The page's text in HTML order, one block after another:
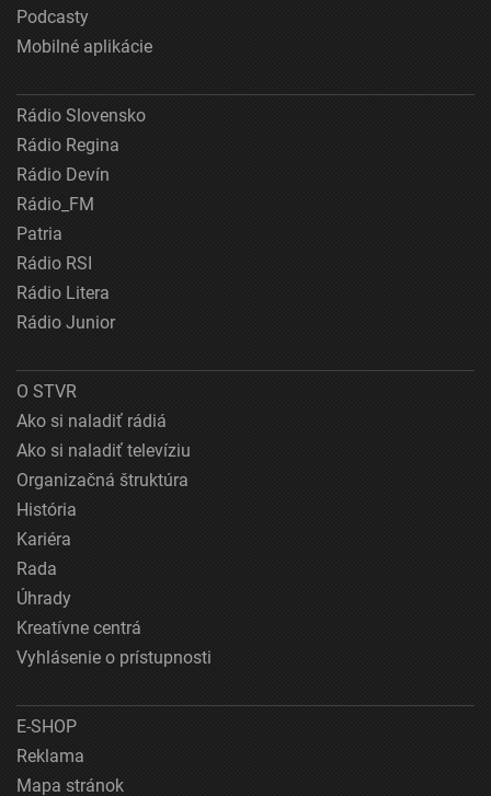
Podcasty
Mobilné aplikácie
Rádio Slovensko
Rádio Regina
Rádio Devín
Rádio_FM
Patria
Rádio RSI
Rádio Litera
Rádio Junior
O STVR
Ako si naladiť rádiá
Ako si naladiť televíziu
Organizačná štruktúra
História
Kariéra
Rada
Úhrady
Kreatívne centrá
Vyhlásenie o prístupnosti
E-SHOP
Reklama
Mapa stránok